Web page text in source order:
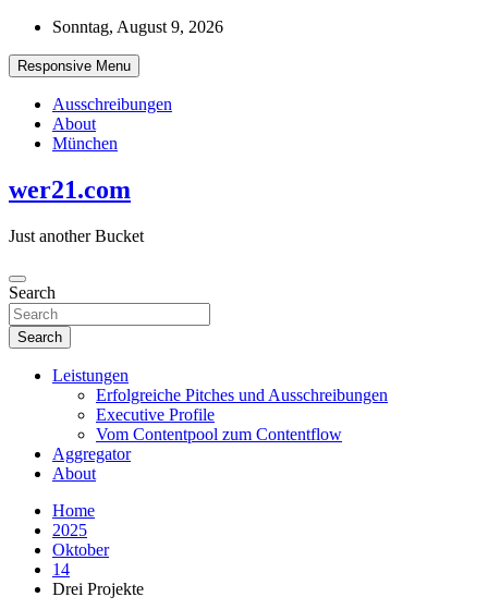
Skip
content
Sonntag, August 9, 2026
Responsive Menu
Ausschreibungen
About
München
wer21.com
Just another Bucket
Search
Search
Leistungen
Erfolgreiche Pitches und Ausschreibungen
Executive Profile
Vom Contentpool zum Contentflow
Aggregator
About
Home
2025
Oktober
14
Drei Projekte